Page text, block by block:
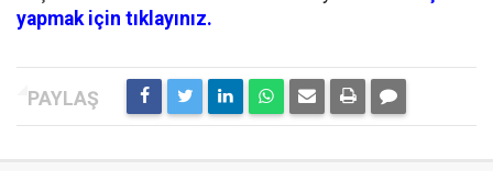
yapmak için tıklayınız.